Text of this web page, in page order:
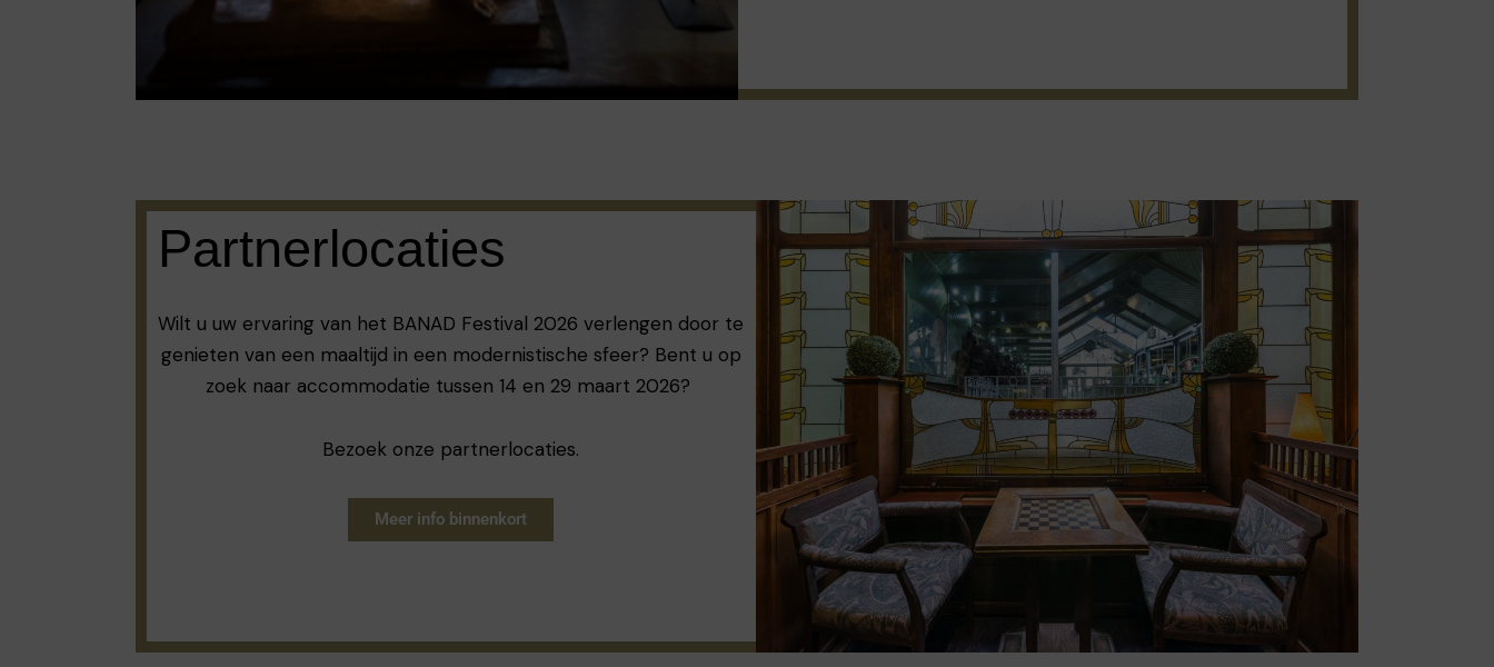
Partnerlocaties
Wilt u uw ervaring van het BANAD Festival 2026 verlengen door te
genieten van een maaltijd in een modernistische sfeer? Bent u op
zoek naar accommodatie tussen 14 en 29 maart 2026?
Bezoek onze partnerlocaties.
Meer info binnenkort